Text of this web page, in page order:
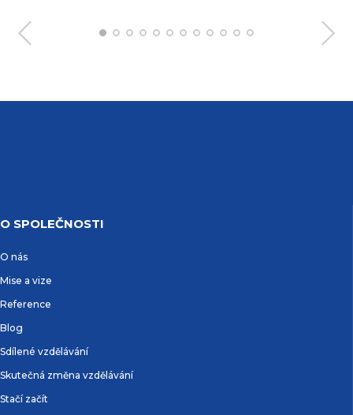
O SPOLEČNOSTI
O nás
Mise a vize
Reference
Blog
Sdílené vzdělávání
Skutečná změna vzdělávání
Stačí začít